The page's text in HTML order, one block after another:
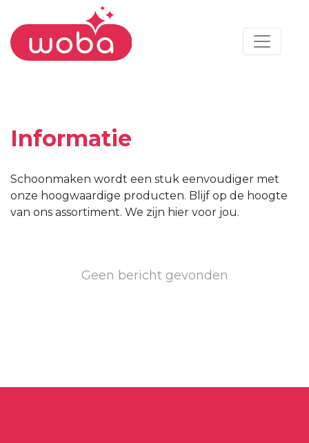
Informatie
Schoonmaken wordt een stuk eenvoudiger met
onze hoogwaardige producten. Blijf op de hoogte
van ons assortiment. We zijn hier voor jou.
Geen bericht gevonden